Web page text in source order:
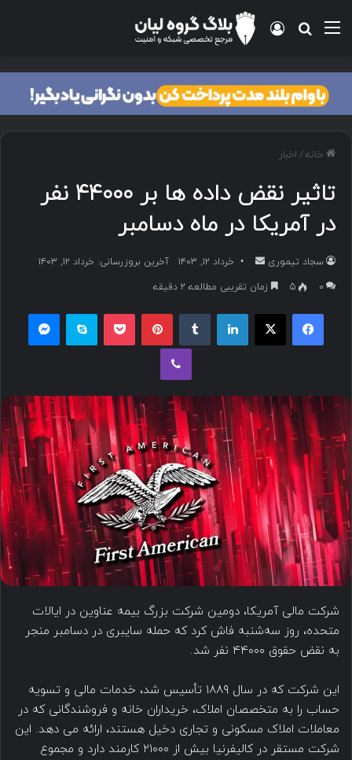
منو جستجو برای
ورود
خانه/ اخبار
تاثیر نقض داده ها بر ۴۴۰۰۰ نفر
در آمریکا در ماه دسامبر
سجاد تیموری
ا
ا
ی
م
ی
ل
خرداد ۱۲, ۱۴۰۳
آخرین بروزرسانی: خرداد ۱۲, ۱۴۰۳
۰
5 زمان تقریبی مطالعه 2 دقیقه
فیسبوک ایکس لینکداین پینتریست پاکت اسکایپ
وایبر
شرکت مالی آمریکا، دومین شرکت بزرگ بیمه عناوین در ایالات
متحده، روز سه‌شنبه فاش کرد که حمله سایبری در دسامبر منجر
به نقض حقوق ۴۴۰۰۰ نفر شد.
این شرکت که در سال ۱۸۸۹ تأسیس شد، خدمات مالی و تسویه
حساب را به متخصصان املاک، خریداران خانه و فروشندگانی که در
معاملات املاک مسکونی و تجاری دخیل هستند، ارائه می دهد. این
شرکت مستقر در کالیفرنیا بیش از ۲۱۰۰۰ کارمند دارد و مجموع